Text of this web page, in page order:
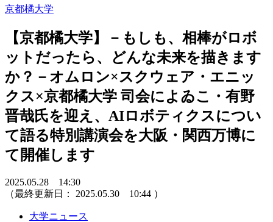
京都橘大学
【京都橘大学】－もしも、相棒がロボ
ットだったら、どんな未来を描きます
か？－オムロン×スクウェア・エニッ
クス×京都橘大学 司会によゐこ・有野
晋哉氏を迎え、AIロボティクスについ
て語る特別講演会を大阪・関西万博に
て開催します
2025.05.28 14:30
（最終更新日： 2025.05.30 10:44 ）
大学ニュース